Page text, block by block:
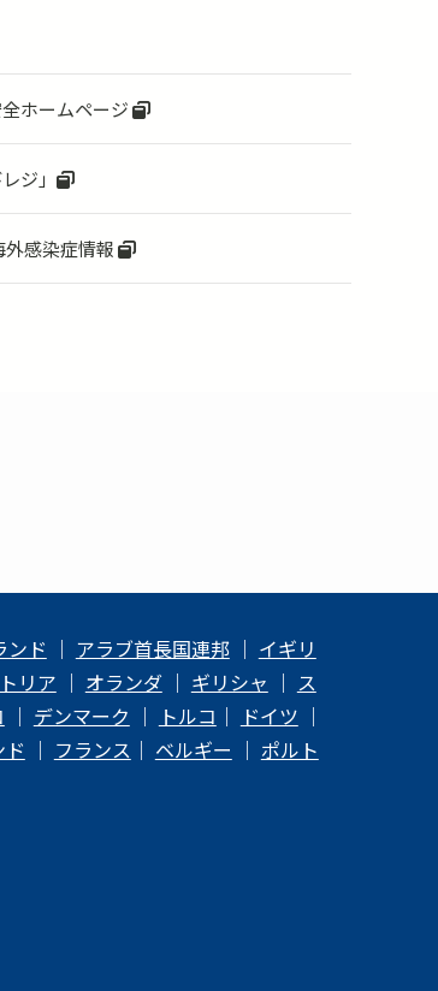
ホームページ
ジ」
外感染症情報
ンド ｜ アラブ首長国連邦｜ イギリ
リア ｜ オランダ｜ ギリシャ ｜ ス
｜ デンマーク ｜ トルコ ｜ ドイツ ｜
｜ フランス ｜ ベルギー ｜ ポルト